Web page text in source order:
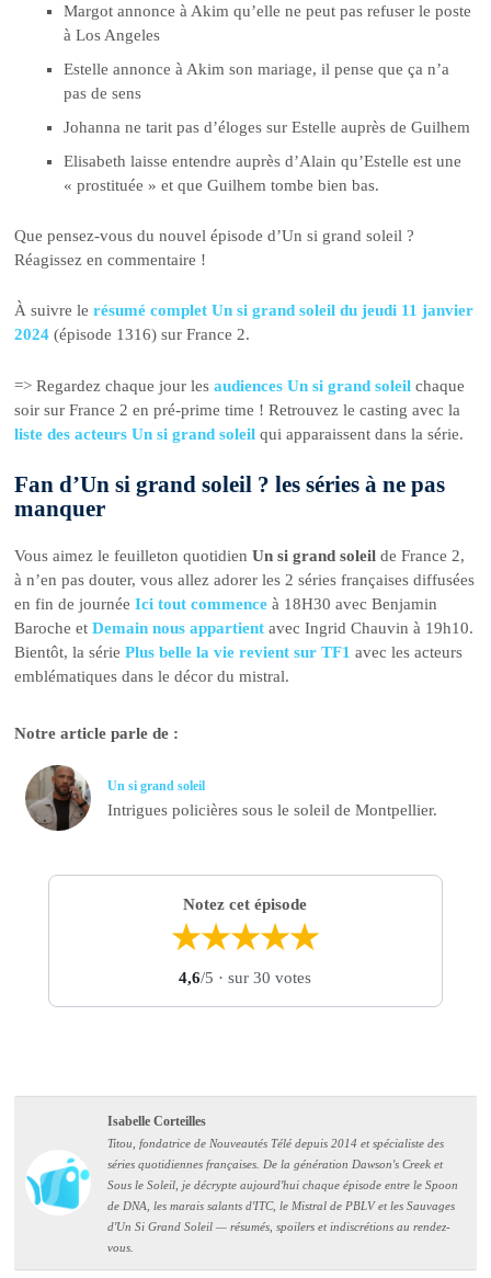
Margot annonce à Akim qu’elle ne peut pas refuser le poste
à Los Angeles
Estelle annonce à Akim son mariage, il pense que ça n’a
pas de sens
Johanna ne tarit pas d’éloges sur Estelle auprès de Guilhem
Elisabeth laisse entendre auprès d’Alain qu’Estelle est une
« prostituée » et que Guilhem tombe bien bas.
Que pensez-vous du nouvel épisode d’Un si grand soleil ?
Réagissez en commentaire !
À suivre lerésumé complet Un si grand soleil du jeudi 11 janvier
2024 (épisode 1316) sur France 2.
=> Regardez chaque jour lesaudiences Un si grand soleil chaque
soir sur France 2 en pré-prime time ! Retrouvez le casting avec la
liste des acteurs Un si grand soleil qui apparaissent dans la série.
Fan d’Un si grand soleil ? les séries à ne pas
manquer
Vous aimez le feuilleton quotidienUn si grand soleil de France 2,
à n’en pas douter, vous allez adorer les 2 séries françaises diffusées
en fin de journéeIci tout commence à 18H30 avec Benjamin
Baroche etDemain nous appartient avec Ingrid Chauvin à 19h10.
Bientôt, la sériePlus belle la vie revient sur TF1 avec les acteurs
emblématiques dans le décor du mistral.
Notre article parle de :
Un si grand soleil
Intrigues policières sous le soleil de Montpellier.
Notez cet épisode
★★★★★
4,6/5 · sur 30 votes
Isabelle Corteilles
Titou, fondatrice de Nouveautés Télé depuis 2014 et spécialiste des
séries quotidiennes françaises. De la génération Dawson's Creek et
Sous le Soleil, je décrypte aujourd'hui chaque épisode entre le Spoon
de DNA, les marais salants d'ITC, le Mistral de PBLV et les Sauvages
d'Un Si Grand Soleil — résumés, spoilers et indiscrétions au rendez-
vous.